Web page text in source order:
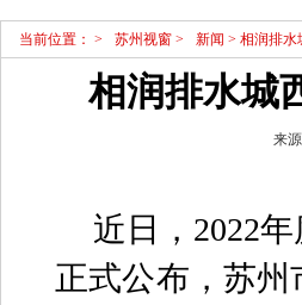
当前位置： > 苏州视窗 > 新闻 > 相润排水
相润排水城
来
近日，2022
正式公布，苏